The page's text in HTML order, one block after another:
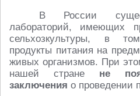
В России
лабораторий, имеющих
сельхозкультуры, в
продукты питания на
живых организмов. При
нашей стране не
заключения о проведении